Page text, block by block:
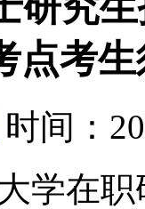
点考
时间：
学在职